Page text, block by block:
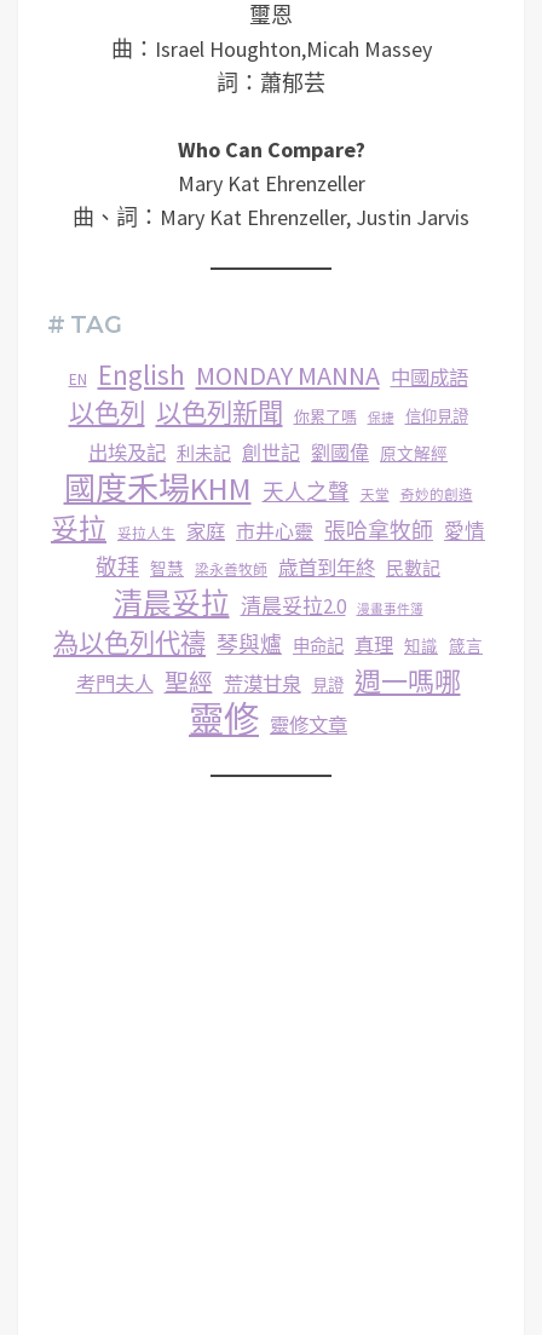
璽恩
曲：Israel Houghton,Micah Massey
詞：蕭郁芸
Who Can Compare?
Mary Kat Ehrenzeller
曲、詞：Mary Kat Ehrenzeller, Justin Jarvis
# TAG
EN English MONDAY MANNA 中國成語
以色列 以色列新聞 你累了嗎 保捷 信仰見證
出埃及記 利未記 創世記 劉國偉 原文解經
國度禾場KHM 天人之聲 天堂 奇妙的創造
妥拉 妥拉人生 家庭 市井心靈 張哈拿牧師 愛情
敬拜 智慧 梁永善牧師 歳首到年終 民數記
清晨妥拉 清晨妥拉2.0 漫畫事件簿
為以色列代禱 琴與爐 申命記 真理 知識 箴言
考門夫人 聖經 荒漠甘泉 見證 週一嗎哪
靈修 靈修文章